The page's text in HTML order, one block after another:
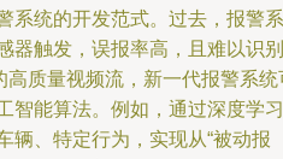
系统的开发范式。过去，报警系
器触发，误报率高，且难以识别
质量视频流，新一代报警系统
智能算法。例如，通过深度学习
辆、特定行为，实现从“被动报